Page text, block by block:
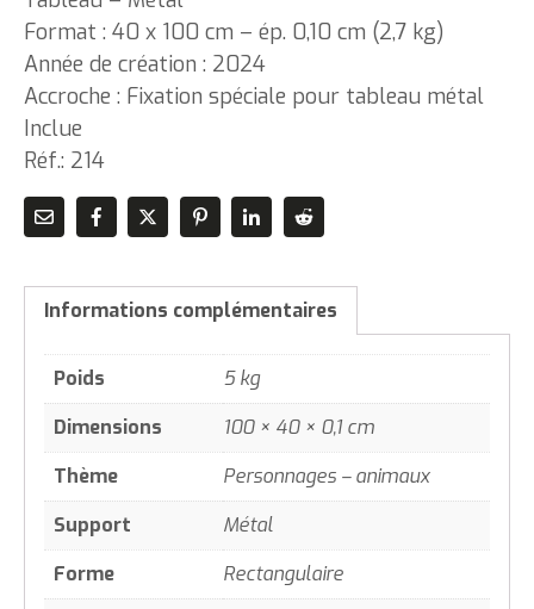
Format : 40 x 100 cm – ép. 0,10 cm (2,7 kg)
Année de création : 2024
Accroche : Fixation spéciale pour tableau métal
Inclue
Réf.: 214
Informations complémentaires
Poids
5 kg
Dimensions
100 × 40 × 0,1 cm
Thème
Personnages – animaux
Support
Métal
Forme
Rectangulaire